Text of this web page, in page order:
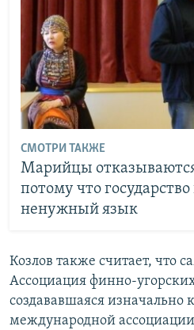
СМОТРИ ТАКЖЕ
Марийцы
потому что
ненужный язык
Козлов также считает, что
Ассоциация финно-
создававшаяся изначально
международной